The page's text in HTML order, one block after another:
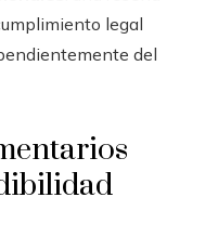
legal
del